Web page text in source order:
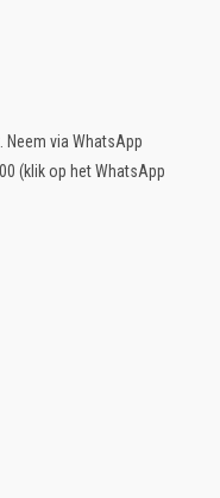
via WhatsApp
(klik op het WhatsApp